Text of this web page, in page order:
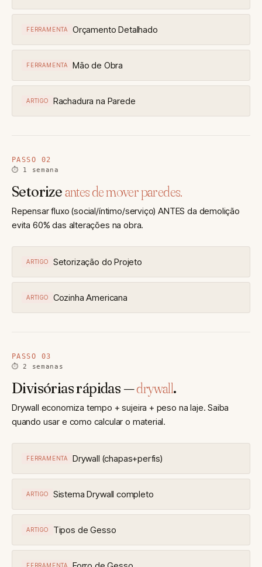
FERRAMENTA Orçamento Detalhado
FERRAMENTA Mão de Obra
ARTIGO Rachadura na Parede
PASSO 02
⏱ 1 semana
Setorizeantes de mover paredes.
Repensar fluxo (social/íntimo/serviço) ANTES da demolição
evita 60% das alterações na obra.
ARTIGO Setorização do Projeto
ARTIGO Cozinha Americana
PASSO 03
⏱ 2 semanas
Divisórias rápidas —drywall.
Drywall economiza tempo + sujeira + peso na laje. Saiba
quando usar e como calcular o material.
FERRAMENTA Drywall (chapas+perfis)
ARTIGO Sistema Drywall completo
ARTIGO Tipos de Gesso
FERRAMENTA